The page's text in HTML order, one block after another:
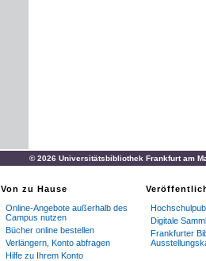
© 2026 Universitätsbibliothek Frankfurt am
Von zu Hause
Online-Angebote außerhalb des
Campus nutzen
Bücher online bestellen
Verlängern, Konto abfragen
Hilfe zu Ihrem Konto
Digitale
Frankfurter